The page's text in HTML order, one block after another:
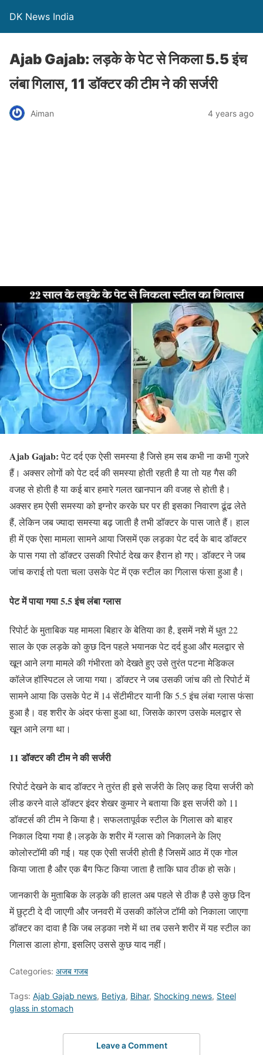
DK News India
Ajab Gajab: लड़के के पेट से निकला 5.5 इंच
लंबा गिलास, 11 डॉक्टर की टीम ने की सर्जरी
Aiman 4 years ago
Ajab Gajab:पेट दर्द एक ऐसी समस्या है जिसे हम सब कभी ना कभी गुजरे
हैं। अक्सर लोगों को पेट दर्द की समस्या होती रहती है या तो यह गैस की
वजह से होती है या कई बार हमारे गलत खानपान की वजह से होती है।
अक्सर हम ऐसी समस्या को इग्नोर करके घर पर ही इसका निवारण ढूंढ लेते
हैं, लेकिन जब ज्यादा समस्या बढ़ जाती है तभी डॉक्टर के पास जाते हैं। हाल
ही में एक ऐसा मामला सामने आया जिसमें एक लड़का पेट दर्द के बाद डॉक्टर
के पास गया तो डॉक्टर उसकी रिपोर्ट देख कर हैरान हो गए। डॉक्टर ने जब
जांच कराई तो पता चला उसके पेट में एक स्टील का गिलास फंसा हुआ है।
पेट में पाया गया 5.5 इंच लंबा ग्लास
रिपोर्ट के मुताबिक यह मामला बिहार के बेतिया का है, इसमें नशे में धुत 22
साल के एक लड़के को कुछ दिन पहले भयानक पेट दर्द हुआ और मलद्वार से
खून आने लगा मामले की गंभीरता को देखते हुए उसे तुरंत पटना मेडिकल
कॉलेज हॉस्पिटल ले जाया गया। डॉक्टर ने जब उसकी जांच की तो रिपोर्ट में
सामने आया कि उसके पेट में 14 सेंटीमीटर यानी कि 5.5 इंच लंबा ग्लास फंसा
हुआ है। वह शरीर के अंदर फंसा हुआ था, जिसके कारण उसके मलद्वार से
खून आने लगा था।
11 डॉक्टर की टीम ने की सर्जरी
रिपोर्ट देखने के बाद डॉक्टर ने तुरंत ही इसे सर्जरी के लिए कह दिया सर्जरी को
लीड करने वाले डॉक्टर इंदर शेखर कुमार ने बताया कि इस सर्जरी को 11
डॉक्टर्स की टीम ने किया है। सफलतापूर्वक स्टील के गिलास को बाहर
निकाल दिया गया है।लड़के के शरीर में ग्लास को निकालने के लिए
कोलोस्टॉमी की गई। यह एक ऐसी सर्जरी होती है जिसमें आठ में एक गोल
किया जाता है और एक बैग फिट किया जाता है ताकि घाव ठीक हो सके।
जानकारी के मुताबिक के लड़के की हालत अब पहले से ठीक है उसे कुछ दिन
में छुट्टी दे दी जाएगी और जनवरी में उसकी कॉलेज टॉमी को निकाला जाएगा
डॉक्टर का दावा है कि जब लड़का नशे में था तब उसने शरीर में यह स्टील का
गिलास डाला होगा, इसलिए उससे कुछ याद नहीं।
Categories: अजब गजब
Tags: Ajab Gajab news, Betiya, Bihar, Shocking news, Steel
glass in stomach
Leave a Comment